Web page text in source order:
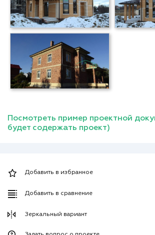
Посмотреть пример проектной
будет содержать проект)
Добавить в избранное
Добавить в сравнение
Зеркальный вариант